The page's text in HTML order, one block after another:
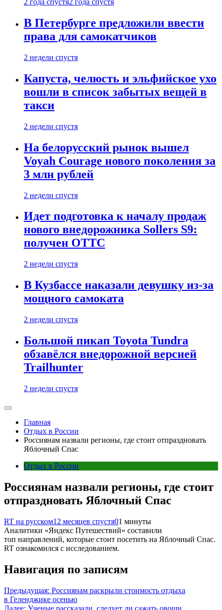
2 года спустя2 года спустя
В Петербурге предложили ввести
права для самокатчиков
2 недели спустя
Капуста, челюсть и эльфийское ухо
вошли в список забытых вещей в
такси
2 недели спустя
На белорусский рынок вышел
Voyah Courage нового поколения за
3 млн рублей
2 недели спустя
Идет подготовка к началу продаж
нового внедорожника Sollers S9:
получен ОТТС
2 недели спустя
В Кузбассе наказали девушку из-за
мощного самоката
2 недели спустя
Большой пикап Toyota Tundra
обзавёлся внедорожной версией
Trailhunter
2 недели спустя
Главная
Отдых в России
Россиянам назвали регионы, где стоит отпраздновать
Яблочный Спас
Отдых в России
Россиянам назвали регионы, где стоит
отпраздновать Яблочный Спас
RT на русском12 месяцев спустя01 минуты
Аналитики «Яндекс Путешествий» составили
топ направлений, которые стоит посетить на Яблочный Спас.
RT ознакомился с исследованием.
Навигация по записям
Предыдущая: Россиянам раскрыли стоимость отдыха
в Геленджике осенью
Далее: Ученые рассказали, следует ли сажать овощи